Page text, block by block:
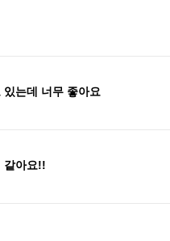
는데 너무 좋아요
같아요!!